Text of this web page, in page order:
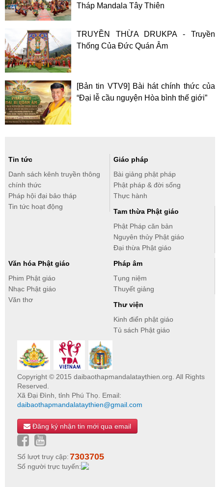
Tháp Mandala Tây Thiên
TRUYỀN THỪA DRUKPA - Truyền
Thống Của Đức Quán Âm
[Bản tin VTV9] Bài hát chính thức của
“Đại lễ cầu nguyện Hòa bình thế giới”
Tin tức
Danh sách kênh truyền thông
chính thức
Pháp hội đại bảo tháp
Tin tức hoạt động
Giáo pháp
Bài giảng phật pháp
Phật pháp & đời sống
Thực hành
Tam thừa Phật giáo
Phật Pháp căn bản
Nguyên thủy Phật giáo
Đại thừa Phật giáo
Văn hóa Phật giáo
Phim Phật giáo
Nhạc Phật giáo
Văn thơ
Pháp âm
Tụng niệm
Thuyết giảng
Thư viện
Kinh điển phật giáo
Tủ sách Phật giáo
Copyright © 2015 daibaothapmandalataythien.org. All Rights
Reserved.
Xã Đại Đình, tỉnh Phú Thọ. Email:
daibaothapmandalataythien@gmail.com
Đăng ký nhận tin mới qua email
Số lượt truy cập:7303705
Số người trực tuyến: